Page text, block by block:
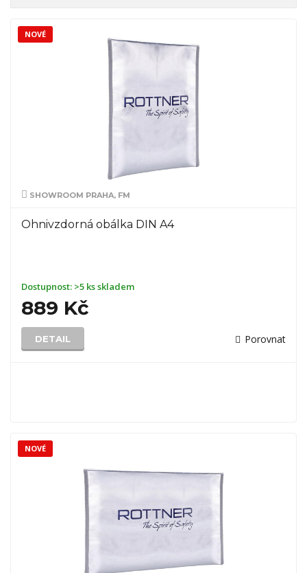
SHOWROOM PRAHA, FM
Ohnivzdorná obálka DIN A4
Dostupnost: >5 ks skladem
889 Kč
DETAIL Porovnat
NOVÉ
NOVÉ